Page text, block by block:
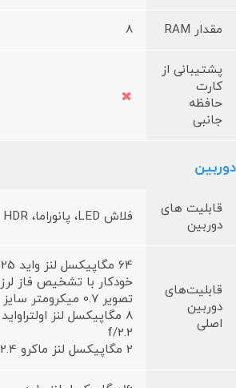
مقدار RAM 8
پشتیبانی از
کارت
حافظه
جانبی
دوربین
قابلیت های
دوربین
فلاش LED، پانوراما، HDR
قابلیت‌های
دوربین
اصلی
خودکار با تشخیص فاز
تصویر 0.7 میکرومتر سایز پیکسل f/1.7
f/2.2
2 مگاپیکسل لنز ماکرو f/2.4